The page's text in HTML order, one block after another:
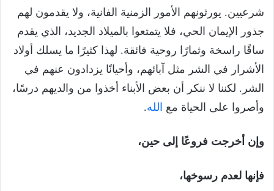
شرعيين. يورثونهم الأمور الزمنية الفانية، ولا يقدمون لهم
جذور الإيمان الحي، فلا يتمتعوا بالميلاد الجديد، الذي يقدم
ساقًا راسخة وثمارًا روحية فائقة. لهذا كثيرًا ما يسلك أولاد
الأشرار في الشر مثل آبائهم، وأحيانًا يزدادون عنهم في
الشر. لكننا لا ننكر أن بعض الأبناء أخذوا من والديهم درسًا،
وأصروا على الحياة مع الله.
وإن أخرجت فروعًا إلى حين،
فإنها لعدم رسوخها،